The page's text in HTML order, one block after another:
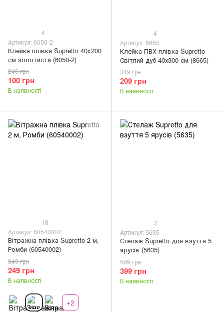
4
Артикул: 6050-2
Клейка плівка Supretto 40x200
см золотиста (6050-2)
100 грн
249 грн
В наявності
4
Артикул: 8665
Клейка ПВХ-плівка Supretto
Світлий дуб 40х300 см (8665)
209 грн
349 грн
В наявності
18
Артикул: 60540002
Вітражна плівка Supretto 2 м,
Ромби (60540002)
249 грн
349 грн
В наявності
+2
3
Артикул: 5635
Стелаж Supretto для взуття 5
ярусів (5635)
399 грн
599 грн
В наявності